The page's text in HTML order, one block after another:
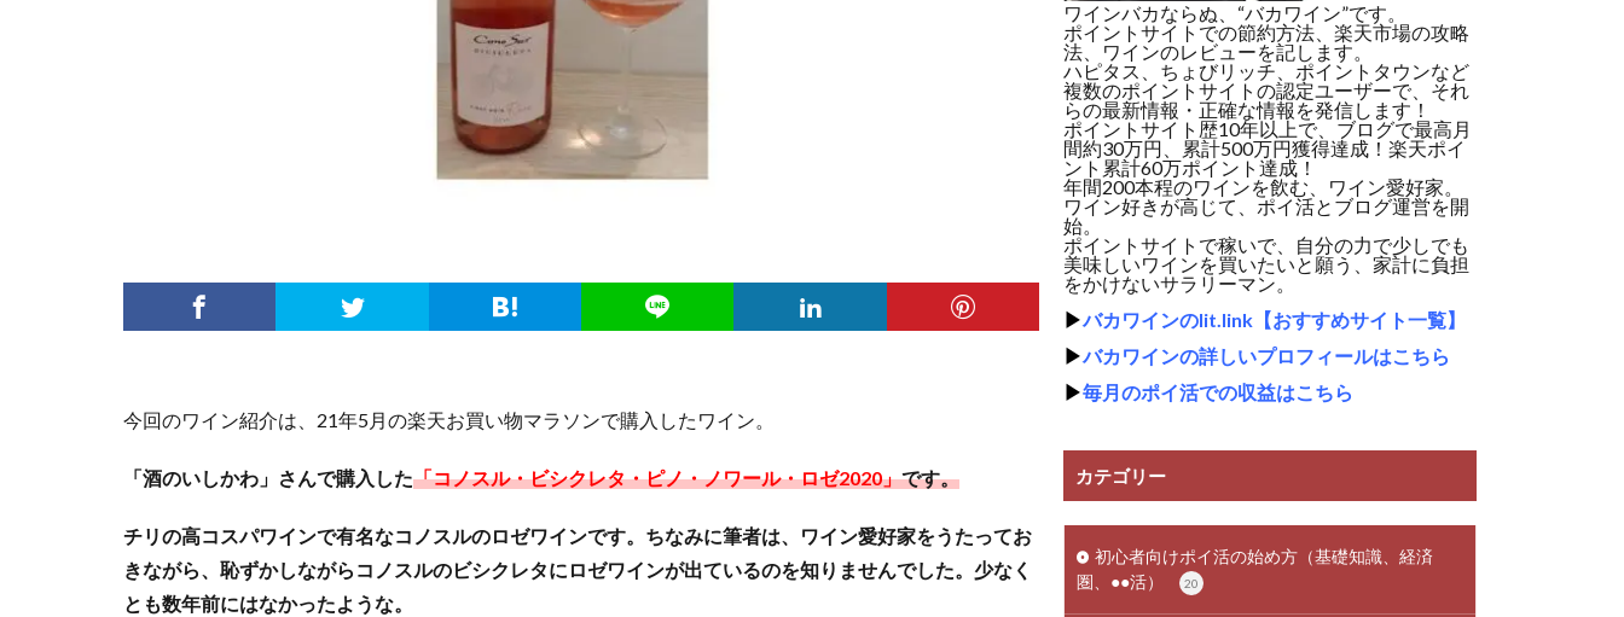
今回のワイン紹介は、21年5月の楽天お買い物マラソンで購入したワイン。
「酒のいしかわ」さんで購入した「コノスル・ビシクレタ・ピノ・ノワール・ロゼ2020」です。
チリの高コスパワインで有名なコノスルのロゼワインです。ちなみに筆者は、ワイン愛好家をうたってお
きながら、恥ずかしながらコノスルのビシクレタにロゼワインが出ているのを知りませんでした。少なく
とも数年前にはなかったような。
ワインバカならぬ、“バカワイン”です。
ポイントサイトでの節約方法、楽天市場の攻略
法、ワインのレビューを記します。
ハピタス、ちょびリッチ、ポイントタウンなど
複数のポイントサイトの認定ユーザーで、それ
らの最新情報・正確な情報を発信します！
ポイントサイト歴10年以上で、ブログで最高月
間約30万円、累計500万円獲得達成！楽天ポイ
ント累計60万ポイント達成！
年間200本程のワインを飲む、ワイン愛好家。
ワイン好きが高じて、ポイ活とブログ運営を開
始。
ポイントサイトで稼いで、自分の力で少しでも
美味しいワインを買いたいと願う、家計に負担
をかけないサラリーマン。
▶バカワインのlit.link【おすすめサイト一覧】
▶バカワインの詳しいプロフィールはこちら
▶毎月のポイ活での収益はこちら
カテゴリー
初心者向けポイ活の始め方（基礎知識、経済
圏、●●活）
20